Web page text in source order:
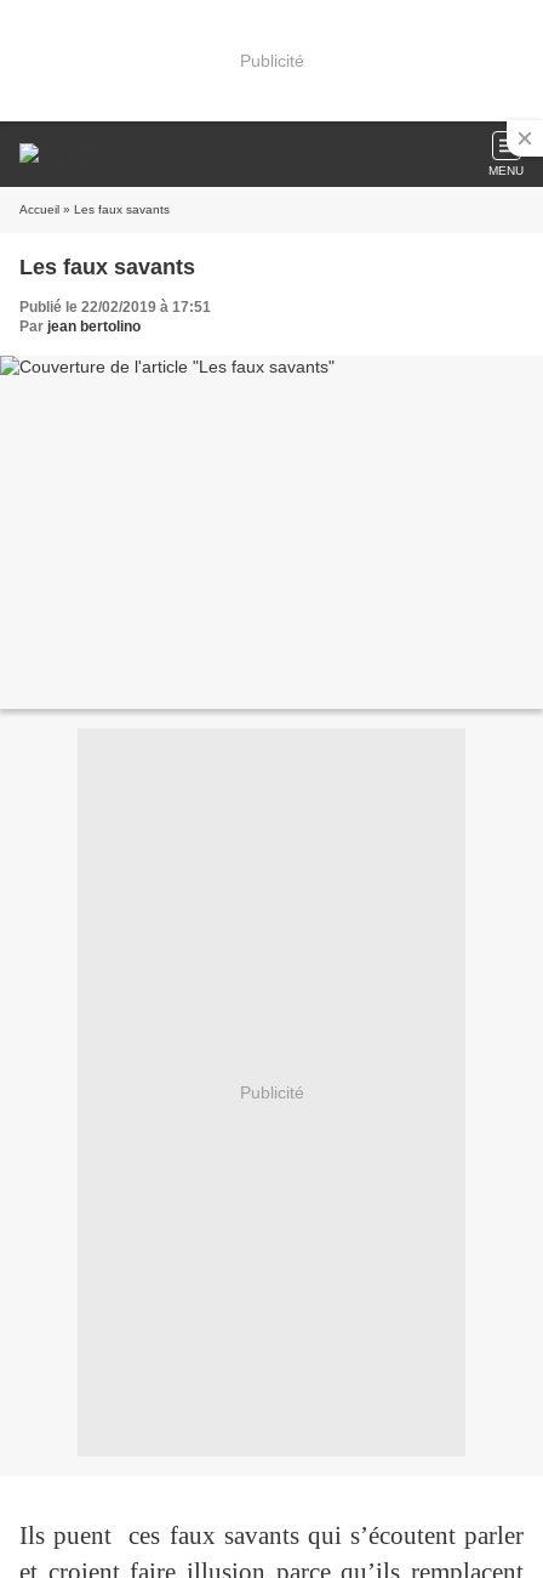
Publicité
MENU
Accueil » Les faux savants
Les faux savants
Publié le 22/02/2019 à 17:51
Par jean bertolino
Publicité
Ils puent ces faux savants qui s’écoutent parler
et croient faire illusion parce qu’ils remplacent